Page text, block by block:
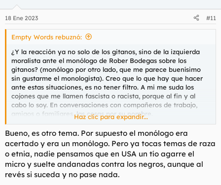
e
s
18 Ene 2023 #11
Empty Words rebuznó:
¿Y la reacción ya no solo de los gitanos, sino de la izquierda
moralista ante el monólogo de Rober Bodegas sobre los
gitanos? (monólogo por otro lado, que me parece buenísimo
sin gustarme el monologista). Creo que lo que hay que hacer
ante estas situaciones, es no tener filtro. A mi me suda los
cojones que me llamen fascista o racista, porque al fin y al
cabo lo soy. En conversaciones con compañeros de trabajo,
amigos o familiares, las cosas por su nombre.
Lo lamentable, es que nosotros como foreros podemos decir lo
que queramos, pero medios y cada vez más usuarios de redes,
se cuidan mucho de lo que tienen que decir por miedo a que
les tachen de...
Haz clic para expandir...
Bueno, es otro tema. Por supuesto el monólogo era
acertado y era un monólogo. Pero ya tocas temas de raza
o etnia, nadie pensamos que en USA un tío agarre el
micro y suelte andanadas contra los negros, aunque al
revés si suceda y no pase nada.